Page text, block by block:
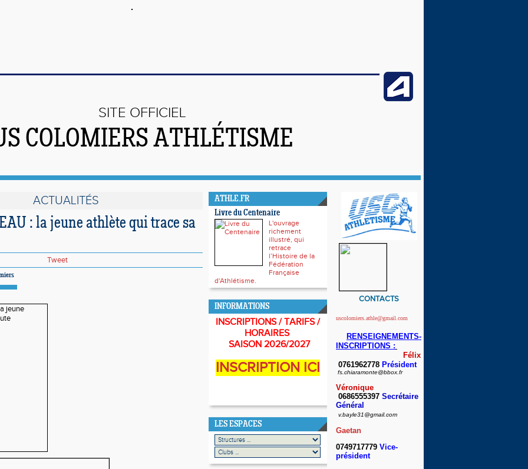
SITE OFFICIEL
COLOMIERS ATHLÉTISME
ACTUALITÉS
: la jeune athlète qui trace sa
Tweet
ATHLE.FR
Livre du Centenaire
L'ouvrage
richement
illustré, qui
retrace
l’Histoire de la
Fédération
Française
d'Athlétisme.
INFORMATIONS
INSCRIPTIONS / TARIFS /
HORAIRES
SAISON 2026/2027
INSCRIPTION ICI
LES ESPACES
CONTACTS
uscolomiers.athle@gmail.com
RENSEIGNEMENTS-
INSCRIPTIONS :
Félix
0761962778 Président
fs.chiaramonte@bbox.fr
Véronique
0686555397 Secrétaire
Général
v.bayle31@gmail.com
Gaetan
0749717779 Vice-
président